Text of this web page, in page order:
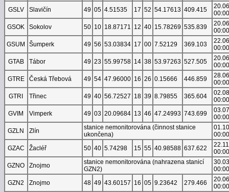
GSLV
Slavičín 49 05 4.51535 17 52 54.17613 409.415
00:00
GSOK
Sokolov 50 10 18.87171 12 40 15.78269 535.839
00:00
GSUM
Šumperk 49 56 53.03834 17 00 7.52129 369.103
00:00
GTAB
Tábor 49 23 55.99758 14 38 53.97263 527.505
00:00
GTRE
Česká Třebová 49 54 47.96000 16 26 0.15666 446.859
00:00
GTRI
Třinec 49 40 56.72527 18 39 8.79855 365.604
00:00
GVIM
Vimperk 49 03 20.09684 13 46 47.24993 743.699
00:00
GZLN
Zlín
stanice nemonitorována (činnost stanice
ukončena)
00:00
GZAC
Žacléř 50 40 5.74298 15 55 40.98588 637.622
00:00
GZNO
Znojmo
stanice nemonitorována (nahrazena stanicí
GZN2)
00:00
GZN2
Znojmo 48 49 43.60157 16 05 9.23642 279.466
00:00